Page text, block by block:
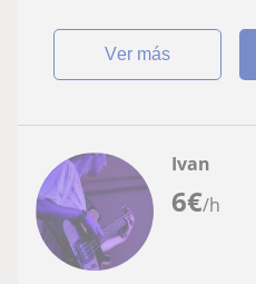
ver más
6€/h
Ivan